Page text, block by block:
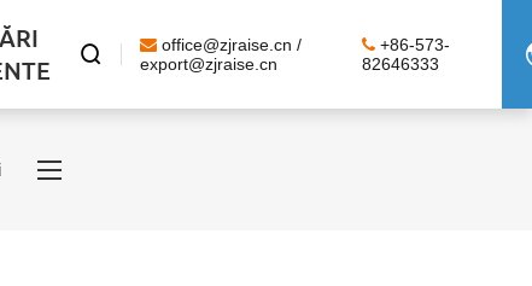

office@zjraise.cn /
export@zjraise.cn
+86-573-
82646333